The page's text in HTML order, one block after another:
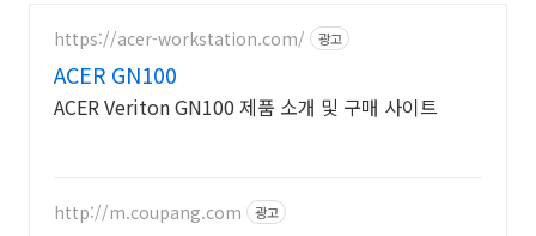
https://acer-workstation.com/ 광고
ACER GN100
ACER Veriton GN100 제품 소개 및 구매 사이트
http://m.coupang.com 광고